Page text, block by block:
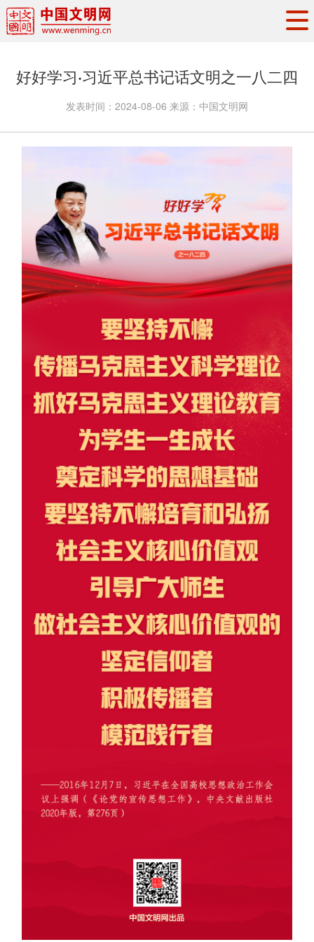
权威发布
资讯联播
地方交流
文明培育
文明实践
文明创建
文明之光
文明影音 文明矩阵
好好学习·习近平总书记话文明之一八二四
发表时间： 2024-08-06 来源： 中国文明网